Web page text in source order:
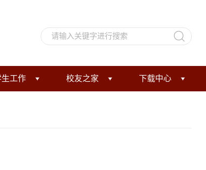
生工作 校友之家 下载中心